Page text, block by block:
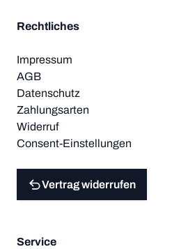
Rechtliches
Impressum
AGB
Datenschutz
Zahlungsarten
Widerruf
Consent-Einstellungen
Vertrag widerrufen
Service